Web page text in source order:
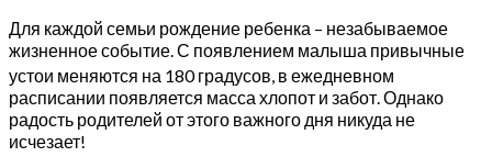
Для каждой семьи рождение ребенка – незабываемое
жизненное событие. С появлением малыша привычные
устои меняются на 180 градусов, в ежедневном
расписании появляется масса хлопот и забот. Однако
радость родителей от этого важного дня никуда не
исчезает!